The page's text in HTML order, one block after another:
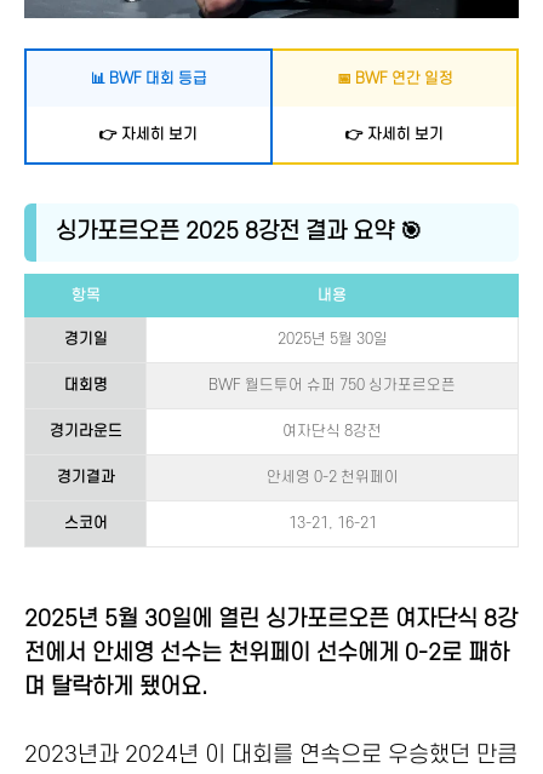
📊 BWF 대회 등급 📅 BWF 연간 일정
👉 자세히 보기 👉 자세히 보기
싱가포르오픈 2025 8강전 결과 요약 🎯
항목 내용
경기일 2025년 5월 30일
대회명 BWF 월드투어 슈퍼 750 싱가포르오픈
경기라운드 여자단식 8강전
경기결과 안세영 0-2 천위페이
스코어 13-21, 16-21
2025년 5월 30일에 열린 싱가포르오픈 여자단식 8강
전에서 안세영 선수는 천위페이 선수에게 0-2로 패하
며 탈락하게 됐어요.
2023년과 2024년 이 대회를 연속으로 우승했던 만큼